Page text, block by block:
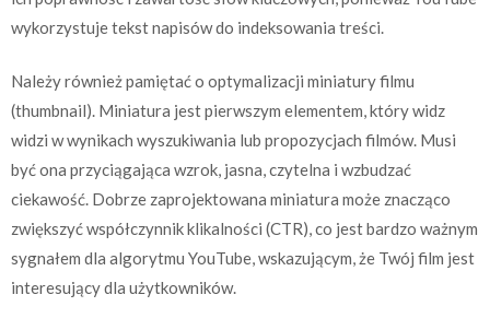
wykorzystuje tekst napisów do indeksowania treści.
Należy również pamiętać o optymalizacji miniatury filmu
(thumbnail). Miniatura jest pierwszym elementem, który widz
widzi w wynikach wyszukiwania lub propozycjach filmów. Musi
być ona przyciągająca wzrok, jasna, czytelna i wzbudzać
ciekawość. Dobrze zaprojektowana miniatura może znacząco
zwiększyć współczynnik klikalności (CTR), co jest bardzo ważnym
sygnałem dla algorytmu YouTube, wskazującym, że Twój film jest
interesujący dla użytkowników.